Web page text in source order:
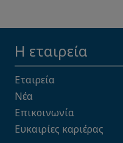
Η εταιρεία
Εταιρεία
Νέα
Επικοινωνία
Ευκαιρίες καριέρας